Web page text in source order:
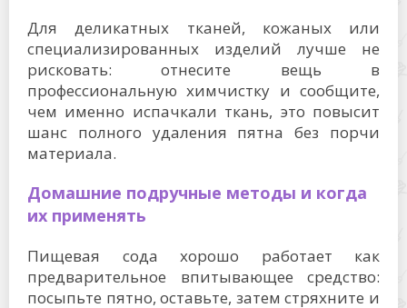
Для деликатных тканей, кожаных или
специализированных изделий лучше не
рисковать: отнесите вещь в
профессиональную химчистку и сообщите,
чем именно испачкали ткань, это повысит
шанс полного удаления пятна без порчи
материала.
Домашние подручные методы и когда
их применять
Пищевая сода хорошо работает как
предварительное впитывающее средство:
посыпьте пятно, оставьте, затем стряхните и